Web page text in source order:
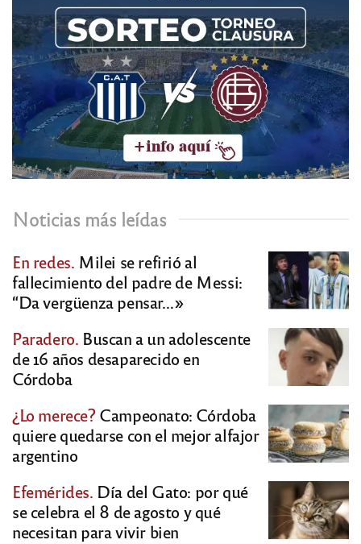
Noticias más leídas
En redes. Milei se refirió al
fallecimiento del padre de Messi:
“Da vergüenza pensar…»
Paradero. Buscan a un adolescente
de 16 años desaparecido en
Córdoba
¿Lo merece?Campeonato: Córdoba
quiere quedarse con el mejor alfajor
argentino
Efemérides. Día del Gato: por qué
se celebra el 8 de agosto y qué
necesitan para vivir bien